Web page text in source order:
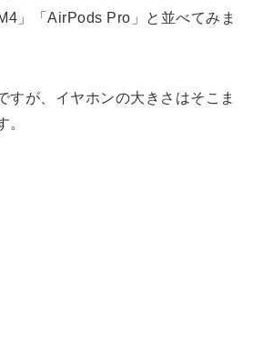
」「AirPods Pro」と並べてみま
すが、イヤホンの大きさはそこま
。